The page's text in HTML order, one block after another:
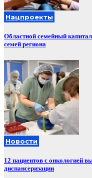
Нацпроекты
Областной семейный
семей региона
Новости
12 пациентов с онкологией
диспансеризации